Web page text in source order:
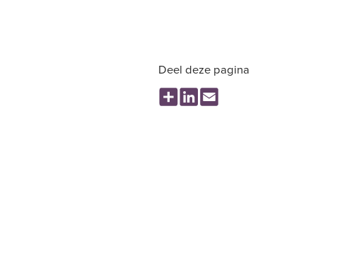
Deel deze pagina
ShareLinkedIn
Email